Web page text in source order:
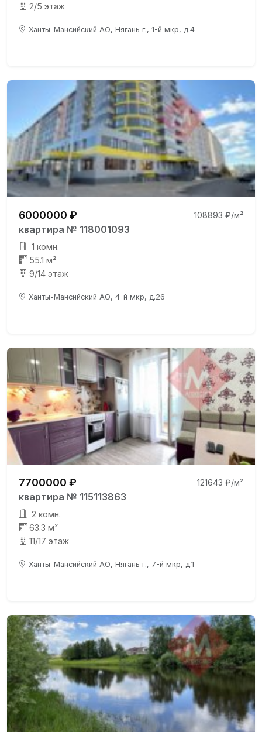
2/5 этаж
Ханты-Мансийский АО, Нягань г., 1-й мкр, д.4
6000000 ₽ 108893 ₽/м²
квартира № 118001093
1 комн.
55.1 м²
9/14 этаж
Ханты-Мансийский АО, 4-й мкр, д.26
7700000 ₽ 121643 ₽/м²
квартира № 115113863
2 комн.
63.3 м²
11/17 этаж
Ханты-Мансийский АО, Нягань г., 7-й мкр, д.1